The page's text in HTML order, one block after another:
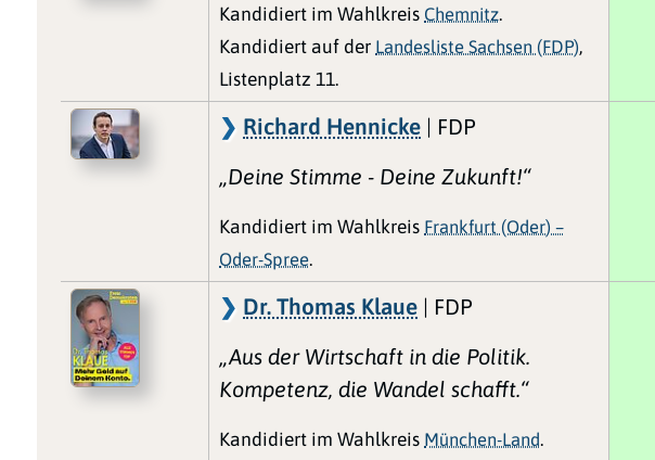
Kandidiert im Wahlkreis Chemnitz.
Kandidiert auf der Landesliste Sachsen (FDP),
Listenplatz 11.
Richard Hennicke | FDP
„Deine Stimme - Deine Zukunft!“
Kandidiert im Wahlkreis Frankfurt (Oder) –
Oder-Spree.
Dr. Thomas Klaue | FDP
„Aus der Wirtschaft in die Politik.
Kompetenz, die Wandel schafft.“
Kandidiert im Wahlkreis München-Land.